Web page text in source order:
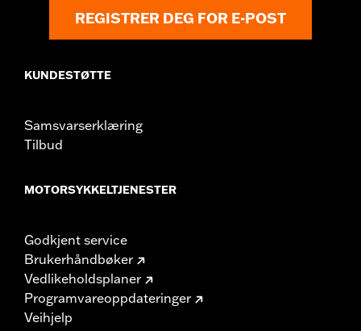
REGISTRER DEG FOR E-POST
KUNDESTØTTE
Samsvarserklæring
Tilbud
MOTORSYKKELTJENESTER
Godkjent service
Brukerhåndbøker
Vedlikeholdsplaner
Programvareoppdateringer
Veihjelp